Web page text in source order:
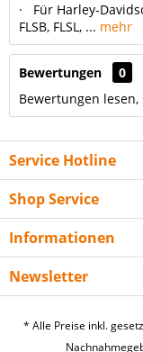
· Für Harley-
FLSB, FLSL, ... mehr
Bewertungen
0
Bewertungen
Service Hotline
Shop Service
Informationen
Newsletter
* Alle Preise inkl.